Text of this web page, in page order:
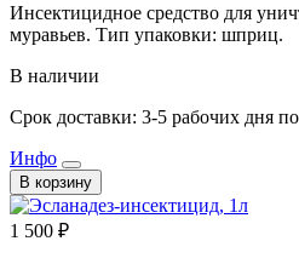
Инсектицидное средство для
муравьев. Тип упаковки: шприц.
В наличии
Срок доставки: 3-5 рабочих дня
Инфо
В корзину
1 500 ₽